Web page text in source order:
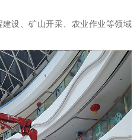
设、矿山开采、农业作业等领域